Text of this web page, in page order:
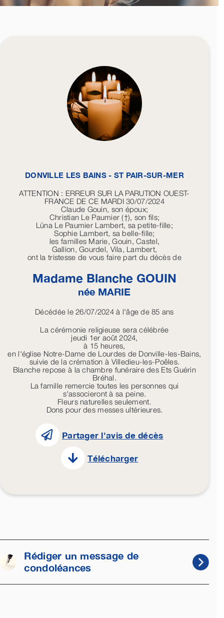
DONVILLE LES BAINS - ST PAIR-SUR-MER
ATTENTION : ERREUR SUR LA PARUTION OUEST-
FRANCE DE CE MARDI 30/07/2024
Claude Gouin, son époux;
Christian Le Paumier (†), son fils;
Lüna Le Paumier Lambert, sa petite-fille;
Sophie Lambert, sa belle-fille;
les familles Marie, Gouin, Castel,
Gallion, Gourdel, Vila, Lambert,
ont la tristesse de vous faire part du décès de
Madame Blanche GOUIN
née MARIE
Décédée le 26/07/2024 à l'âge de 85 ans
La cérémonie religieuse sera célébrée
jeudi 1er août 2024,
à 15 heures,
en l'église Notre-Dame de Lourdes de Donville-les-Bains,
suivie de la crémation à Villedieu-les-Poêles.
Blanche repose à la chambre funéraire des Ets Guérin
Bréhal.
La famille remercie toutes les personnes qui
s'associeront à sa peine.
Fleurs naturelles seulement.
Dons pour des messes ultérieures.
Partager l'avis de décès
Télécharger
Rédiger un message de
condoléances